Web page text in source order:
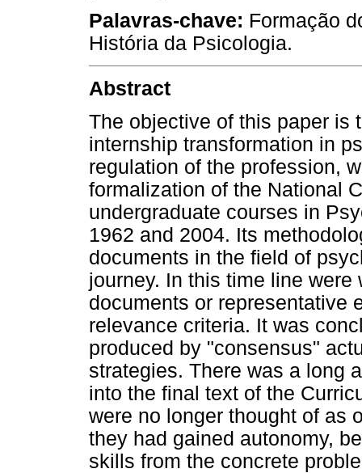
Palavras-chave: Formação
História da Psicologia.
Abstract
The objective of this paper is
internship transformation in
regulation of the profession,
formalization of the National
undergraduate courses in
1962 and 2004. Its
documents in the field of
journey. In this time line
documents or representative
relevance criteria. It was
produced by "consensus"
strategies. There was a long
into the final text of the
were no longer thought of as
they had gained autonomy,
skills from the concrete